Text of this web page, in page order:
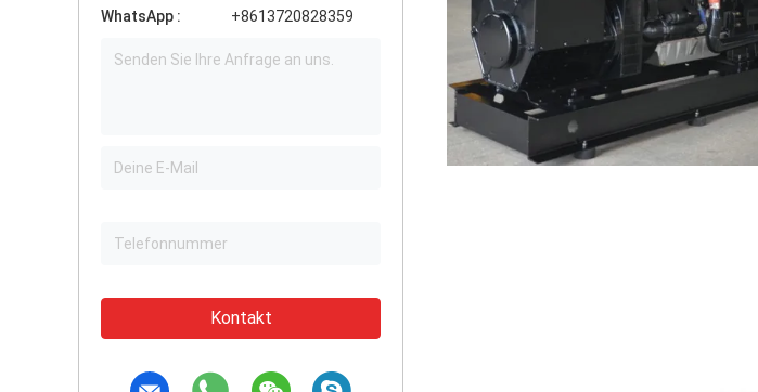
WhatsApp : +8613720828359
Kontakt